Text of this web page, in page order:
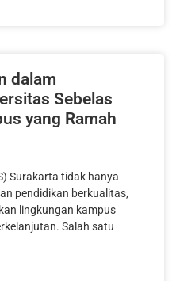
dalam
Sebelas
yang Ramah
Surakarta tidak hanya
pendidikan berkualitas,
lingkungan kampus
Salah satu